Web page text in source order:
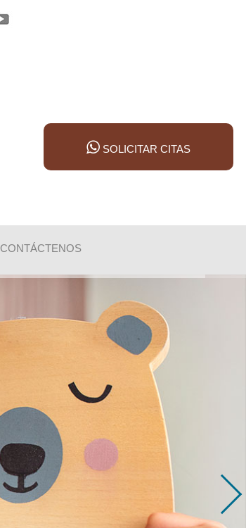
SOLICITAR CITAS
CONTÁCTENOS